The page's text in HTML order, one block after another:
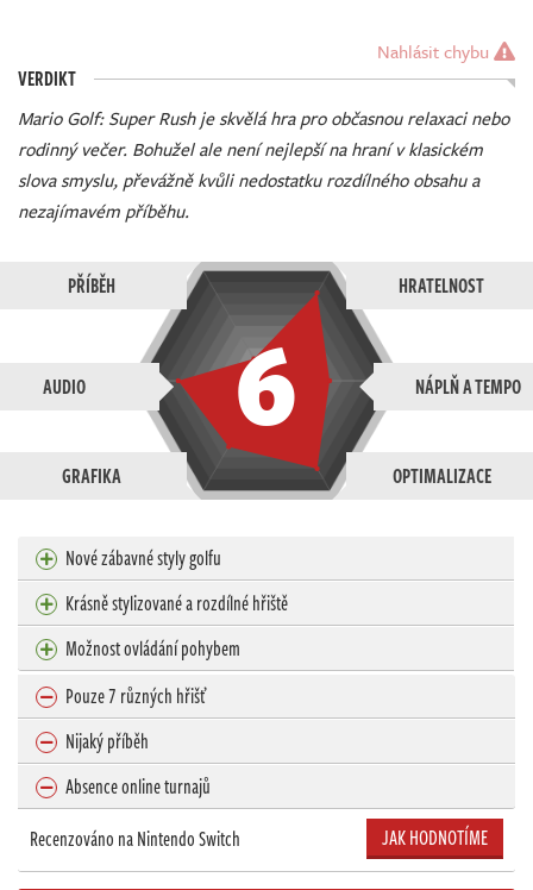
Nahlásit chybu
VERDIKT
Mario Golf: Super Rush je skvělá hra pro občasnou relaxaci nebo
rodinný večer. Bohužel ale není nejlepší na hraní v klasickém
slova smyslu, převážně kvůli nedostatku rozdílného obsahu a
nezajímavém příběhu.
6
PŘÍBĚH HRATELNOST
NÁPLŇ A TEMPO
OPTIMALIZACE
GRAFIKA
AUDIO
Nové zábavné styly golfu
Krásně stylizované a rozdílné hřiště
Možnost ovládání pohybem
Pouze 7 různých hřišť
Nijaký příběh
Absence online turnajů
Recenzováno na Nintendo Switch
JAK HODNOTÍME